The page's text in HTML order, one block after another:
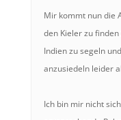
Mir kommt nun die
den Kieler zu
Indien zu segeln
anzusiedeln leider
Ich bin mir nicht